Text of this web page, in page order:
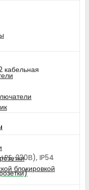
блокировкой
кабельная
230В), IP54